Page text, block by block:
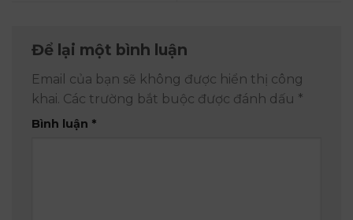
Để lại một bình luận
Email của bạn sẽ không được hiển thị công
khai. Các trường bắt buộc được đánh dấu *
Bình luận *